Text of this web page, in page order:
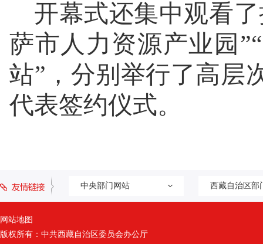
开幕式还集中观看
萨市人力资源产业园
站”，分别举行了高层
代表签约仪式。
中央部门网站 西藏自治区部
网站地图
版权所有：中共西藏自治区委员会办公厅